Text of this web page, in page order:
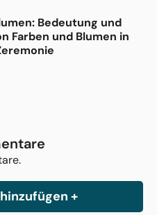
Bedeutung und
Farben und Blumen in
+